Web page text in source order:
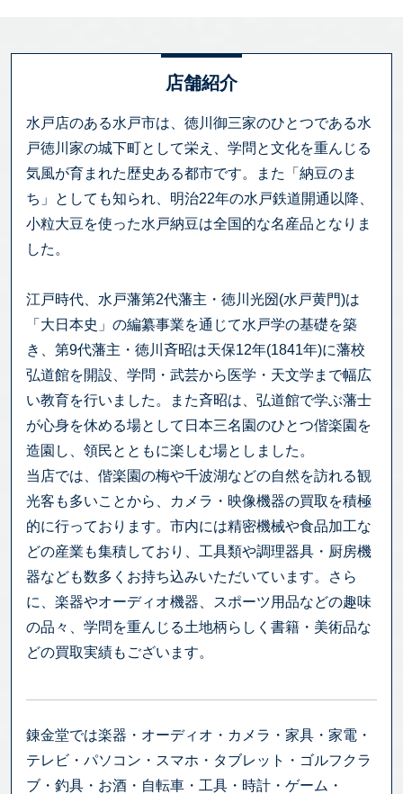
店舗紹介
水戸店のある水戸市は、徳川御三家のひとつである水
戸徳川家の城下町として栄え、学問と文化を重んじる
気風が育まれた歴史ある都市です。また「納豆のま
ち」としても知られ、明治22年の水戸鉄道開通以降、
小粒大豆を使った水戸納豆は全国的な名産品となりま
した。
江戸時代、水戸藩第2代藩主・徳川光圀(水戸黄門)は
「大日本史」の編纂事業を通じて水戸学の基礎を築
き、第9代藩主・徳川斉昭は天保12年(1841年)に藩校
弘道館を開設、学問・武芸から医学・天文学まで幅広
い教育を行いました。また斉昭は、弘道館で学ぶ藩士
が心身を休める場として日本三名園のひとつ偕楽園を
造園し、領民とともに楽しむ場としました。
当店では、偕楽園の梅や千波湖などの自然を訪れる観
光客も多いことから、カメラ・映像機器の買取を積極
的に行っております。市内には精密機械や食品加工な
どの産業も集積しており、工具類や調理器具・厨房機
器なども数多くお持ち込みいただいています。さら
に、楽器やオーディオ機器、スポーツ用品などの趣味
の品々、学問を重んじる土地柄らしく書籍・美術品な
どの買取実績もございます。
錬金堂では楽器・オーディオ・カメラ・家具・家電・
テレビ・パソコン・スマホ・タブレット・ゴルフクラ
ブ・釣具・お酒・自転車・工具・時計・ゲーム・